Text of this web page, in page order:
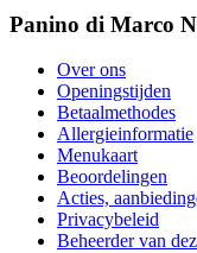
Panino di Marco
Over ons
Openingstijden
Betaalmethodes
Allergieinformatie
Menukaart
Beoordelingen
Acties,
Privacybeleid
Beheerder van